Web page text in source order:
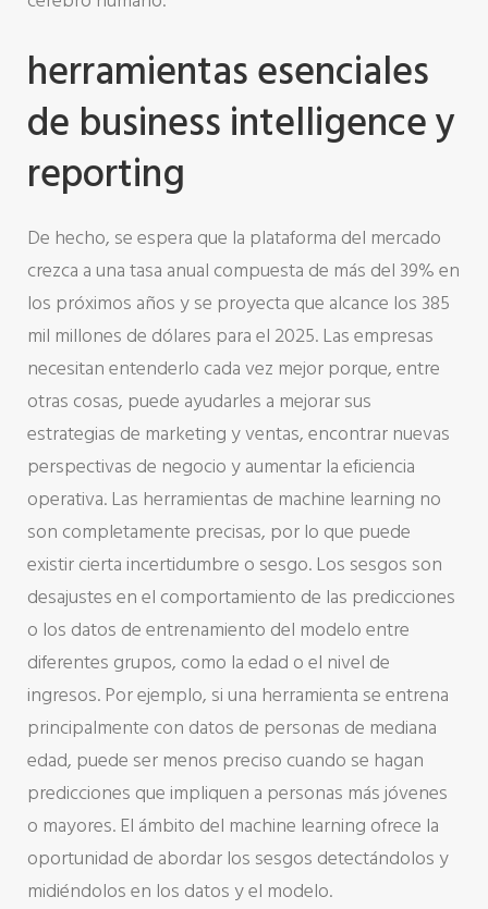
herramientas esenciales
de business intelligence y
reporting
De hecho, se espera que la plataforma del mercado
crezca a una tasa anual compuesta de más del 39% en
los próximos años y se proyecta que alcance los 385
mil millones de dólares para el 2025. Las empresas
necesitan entenderlo cada vez mejor porque, entre
otras cosas, puede ayudarles a mejorar sus
estrategias de marketing y ventas, encontrar nuevas
perspectivas de negocio y aumentar la eficiencia
operativa. Las herramientas de machine learning no
son completamente precisas, por lo que puede
existir cierta incertidumbre o sesgo. Los sesgos son
desajustes en el comportamiento de las predicciones
o los datos de entrenamiento del modelo entre
diferentes grupos, como la edad o el nivel de
ingresos. Por ejemplo, si una herramienta se entrena
principalmente con datos de personas de mediana
edad, puede ser menos preciso cuando se hagan
predicciones que impliquen a personas más jóvenes
o mayores. El ámbito del machine learning ofrece la
oportunidad de abordar los sesgos detectándolos y
midiéndolos en los datos y el modelo.